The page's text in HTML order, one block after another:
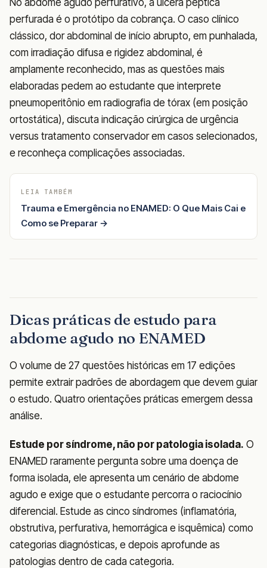
No abdome agudo perfurativo, a úlcera péptica
perfurada é o protótipo da cobrança. O caso clínico
clássico, dor abdominal de início abrupto, em punhalada,
com irradiação difusa e rigidez abdominal, é
amplamente reconhecido, mas as questões mais
elaboradas pedem ao estudante que interprete
pneumoperitônio em radiografia de tórax (em posição
ortostática), discuta indicação cirúrgica de urgência
versus tratamento conservador em casos selecionados,
e reconheça complicações associadas.
LEIA TAMBÉM
Trauma e Emergência no ENAMED: O Que Mais Cai e
Como se Preparar →
Dicas práticas de estudo para
abdome agudo no ENAMED
O volume de 27 questões históricas em 17 edições
permite extrair padrões de abordagem que devem guiar
o estudo. Quatro orientações práticas emergem dessa
análise.
Estude por síndrome, não por patologia isolada. O
ENAMED raramente pergunta sobre uma doença de
forma isolada, ele apresenta um cenário de abdome
agudo e exige que o estudante percorra o raciocínio
diferencial. Estude as cinco síndromes (inflamatória,
obstrutiva, perfurativa, hemorrágica e isquêmica) como
categorias diagnósticas, e depois aprofunde as
patologias dentro de cada categoria.